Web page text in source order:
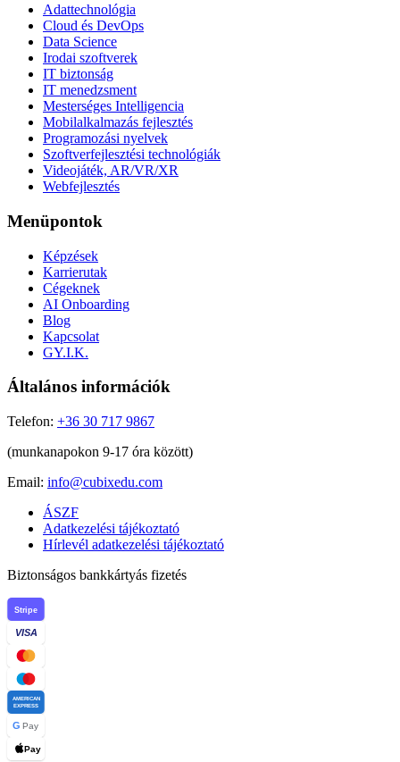
Adattechnológia
Cloud és DevOps
Data Science
Irodai szoftverek
IT biztonság
IT menedzsment
Mesterséges Intelligencia
Mobilalkalmazás fejlesztés
Programozási nyelvek
Szoftverfejlesztési technológiák
Videojáték, AR/VR/XR
Webfejlesztés
Menüpontok
Képzések
Karrierutak
Cégeknek
AI Onboarding
Blog
Kapcsolat
GY.I.K.
Általános információk
Telefon: +36 30 717 9867
(munkanapokon 9-17 óra között)
Email: info@cubixedu.com
ÁSZF
Adatkezelési tájékoztató
Hírlevél adatkezelési tájékoztató
Biztonságos bankkártyás fizetés
Stripe
VISA
AMERICAN
EXPRESS
G Pay
Pay